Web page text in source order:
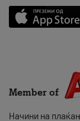
Member of
Начини на